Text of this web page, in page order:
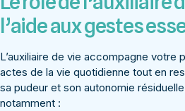
l’aide aux gestes
L’auxiliaire de vie accompagne votre
actes de la vie quotidienne tout en
sa pudeur et son autonomie
notamment :